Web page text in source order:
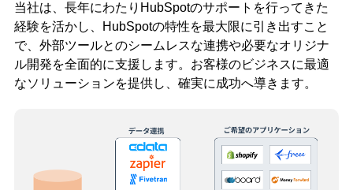
当社は、長年にわたりHubSpotのサポートを行ってきた
経験を活かし、HubSpotの特性を最大限に引き出すこと
で、外部ツールとのシームレスな連携や必要なオリジナ
ル開発を全面的に支援します。お客様のビジネスに最適
なソリューションを提供し、確実に成功へ導きます。